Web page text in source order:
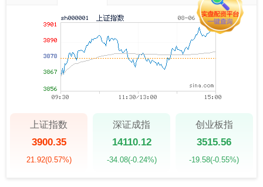
上证指数
3900.35
21.92(0.57%)
深证成指
14110.12
-34.08(-0.24%)
创业板指
3515.56
-19.58(-0.55%)